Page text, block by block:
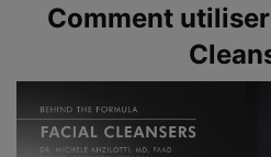
PDP Product How to Use Section
Comment